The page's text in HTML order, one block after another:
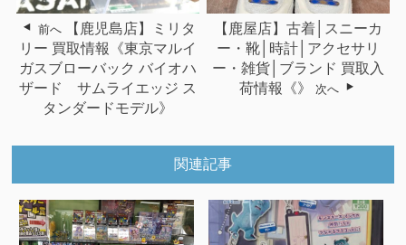
前へ
【鹿児島店】ミリタ
リー 買取情報《東京マルイ
ガスブローバック バイオハ
ザード サムライエッジ ス
タンダードモデル》
【鹿屋店】古着│スニーカ
ー・靴│時計│アクセサリ
ー・雑貨│ブランド 買取入
荷情報《》
次へ
関連記事